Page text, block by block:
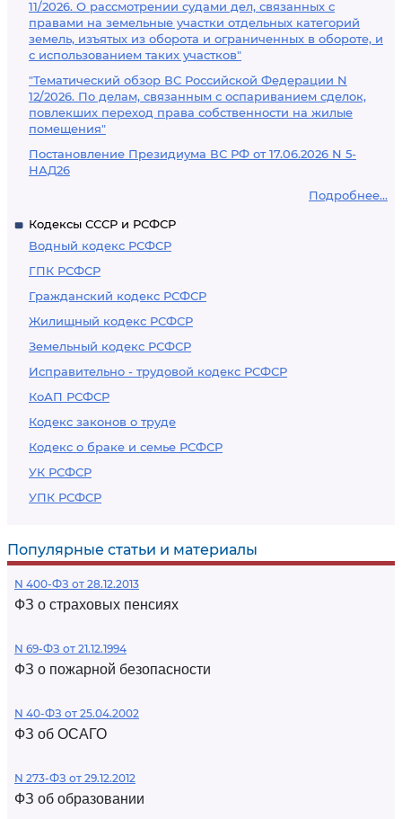
11/2026. О рассмотрении судами дел, связанных с
правами на земельные участки отдельных категорий
земель, изъятых из оборота и ограниченных в обороте, и
с использованием таких участков"
"Тематический обзор ВС Российской Федерации N
12/2026. По делам, связанным с оспариванием сделок,
повлекших переход права собственности на жилые
помещения"
Постановление Президиума ВС РФ от 17.06.2026 N 5-
НАД26
Подробнее...
Кодексы СССР и РСФСР
Водный кодекс РСФСР
ГПК РСФСР
Гражданский кодекс РСФСР
Жилищный кодекс РСФСР
Земельный кодекс РСФСР
Исправительно - трудовой кодекс РСФСР
КоАП РСФСР
Кодекс законов о труде
Кодекс о браке и семье РСФСР
УК РСФСР
УПК РСФСР
Популярные статьи и материалы
N 400-ФЗ от 28.12.2013
ФЗ о страховых пенсиях
N 69-ФЗ от 21.12.1994
ФЗ о пожарной безопасности
N 40-ФЗ от 25.04.2002
ФЗ об ОСАГО
N 273-ФЗ от 29.12.2012
ФЗ об образовании